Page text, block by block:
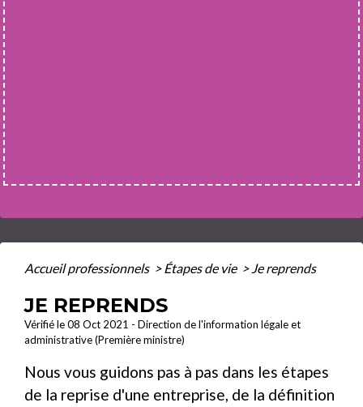
Accueil professionnels > Étapes de vie > Je reprends
JE REPRENDS
Vérifié le 08 Oct 2021 - Direction de l'information légale et
administrative (Première ministre)
Nous vous guidons pas à pas dans les étapes
de la reprise d'une entreprise, de la définition